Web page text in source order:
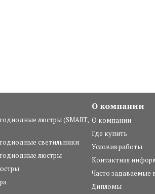
люстры (SMART,
светильники
люстры
О компании
О компании
Где купить
Условия работы
Контактная
Часто задаваемые
Дипломы